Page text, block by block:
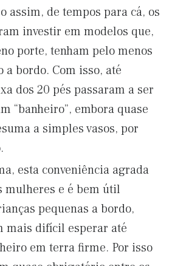
assim, de tempos para cá, os
investir em modelos que,
porte, tenham pelo menos
a bordo. Com isso, até
dos 20 pés passaram a ser
“banheiro”, embora quase
a simples vasos, por
esta conveniência agrada
mulheres e é bem útil
pequenas a bordo,
mais difícil esperar até
em terra firme. Por isso